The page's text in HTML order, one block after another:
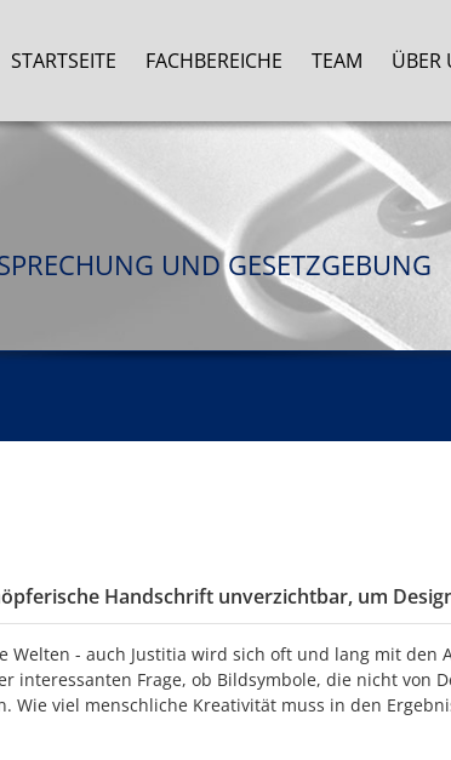
STARTSEITE FACHBEREICHE TEAM ÜBER
UND GESETZGEBUNG
Handschrift unverzichtbar, um
- auch Justitia wird sich oft und lang mit den
interessanten Frage, ob Bildsymbole, die nicht von
viel menschliche Kreativität muss in den